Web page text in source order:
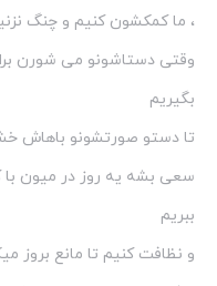
، ما کمکشون کنیم و چنگ
وقتی دستاشونو می شورن
بگیریم
تا دستو صورتشونو باهاش
سعی بشه یه روز در میون با
ببریم
و نظافت کنیم تا مانع بروز